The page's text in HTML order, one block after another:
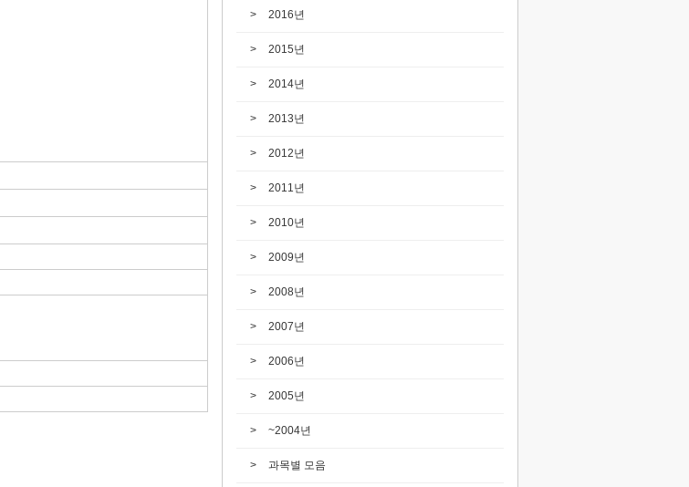
2016년
2015년
2014년
2013년
2012년
2011년
2010년
2009년
2008년
2007년
2006년
2005년
~2004년
과목별 모음